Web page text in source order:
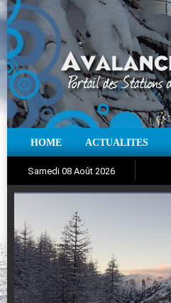
HOME ACTUALITES
Samedi 08 Août 2026